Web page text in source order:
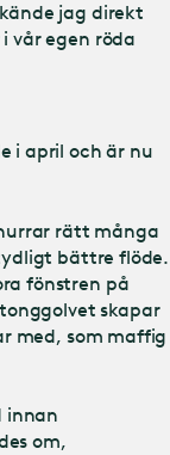
jag direkt
vår egen röda
i april och är nu
rätt många
bättre flöde.
fönstren på
skapar
med, som maffig
innan
om,